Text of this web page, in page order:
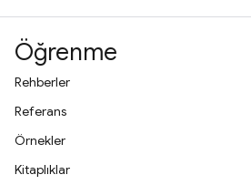
Öğrenme
Rehberler
Referans
Örnekler
Kitaplıklar